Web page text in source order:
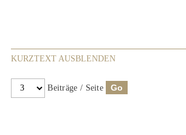
KURZTEXT AUSBLENDEN
Beiträge / Seite